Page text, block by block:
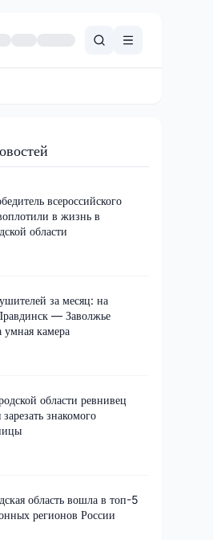
всероссийского
в жизнь в
области
за месяц: на
— Заволжье
умная камера
области ревнивец
знакомого
область вошла в топ-5
регионов России